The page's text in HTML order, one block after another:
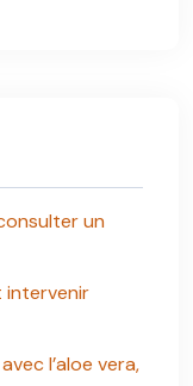
un
intervenir
l’aloe vera,